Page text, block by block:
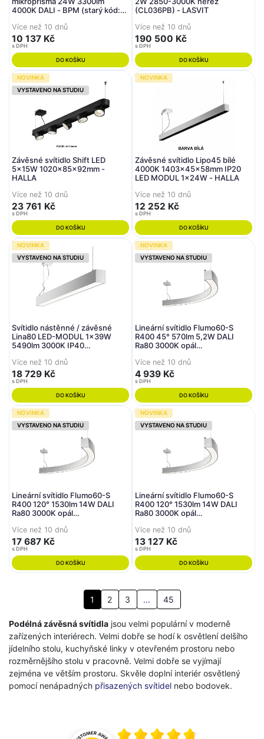
4000K DALI - BPM (starý kód:
Více než 10 dnů
10 137 Kč
s DPH
DO KOŠÍKU
(CL036PB) - LASVIT
Více než 10 dnů
190 500 Kč
s DPH
DO KOŠÍKU
NOVINKA
VYSTAVENO NA STUDIU
Závěsné svítidlo Shift LED
5x15W 1020x85x92mm -
HALLA
Více než 10 dnů
23 761 Kč
s DPH
DO KOŠÍKU
NOVINKA
Závěsné svítidlo Lipo45 bílé
4000K 1403x45x58mm IP20
LED MODUL 1x24W - HALLA
Více než 10 dnů
12 252 Kč
s DPH
DO KOŠÍKU
NOVINKA
VYSTAVENO NA STUDIU
Svítidlo nástěnné / závěsné
Lina80 LED-MODUL 1x39W
5490lm 3000K IP40
HALLA
Více než 10 dnů
18 729 Kč
s DPH
DO KOŠÍKU
NOVINKA
VYSTAVENO NA STUDIU
Lineární svítidlo Flumo60-S
R400 45° 570lm 5,2W DALI
Ra80 3000K opál
280K-045ED/830, W) - Halla
Více než 10 dnů
4 939 Kč
s DPH
DO KOŠÍKU
NOVINKA
VYSTAVENO NA STUDIU
Lineární svítidlo Flumo60-S
R400 120° 1530lm 14W DALI
Ra80 3000K opál
BTmodul napájecí zdroj sběrnice
DALI (/228SZ-20005K-
120ED/830/BT, W) - Halla
Více než 10 dnů
17 687 Kč
s DPH
DO KOŠÍKU
NOVINKA
VYSTAVENO NA STUDIU
Lineární svítidlo Flumo60-S
R400 120° 1530lm 14W DALI
Ra80 3000K opál
280K-120ED/830, W) - Halla
Více než 10 dnů
13 127 Kč
s DPH
DO KOŠÍKU
1 2 3 ... 45
Podélná závěsná svítidla jsou velmi populární v moderně
zařízených interiérech. Velmi dobře se hodí k osvětlení delšího
jídelního stolu, kuchyňské linky v otevřeném prostoru nebo
rozměrnějšího stolu v pracovně. Velmi dobře se vyjímají
zejména ve větším prostoru. Skvěle doplní interiér osvětlený
pomocí nenápadných přisazených svítidel nebo bodovek.
Průměrné hodnocení 4.8 z 5